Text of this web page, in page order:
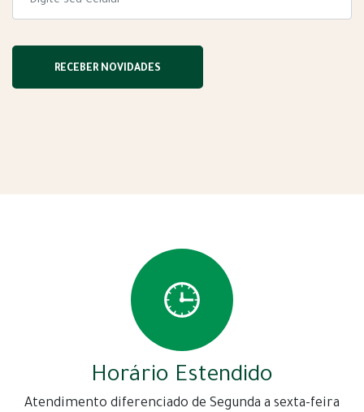
Horário Estendido
Atendimento diferenciado de Segunda a sexta-feira